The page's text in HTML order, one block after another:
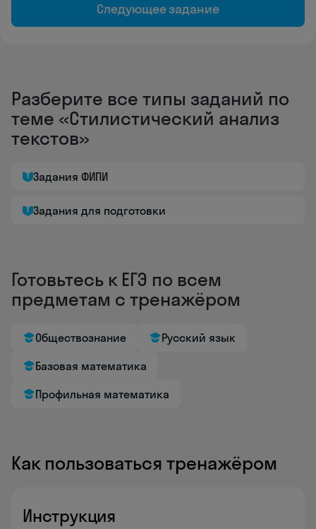
Следующее задание
Разберите все типы заданий по
теме «Стилистический анализ
текстов»
Задания ФИПИ
Задания для подготовки
Готовьтесь к ЕГЭ по всем
предметам с тренажёром
Обществознание
Русский язык
Базовая математика
Профильная математика
Как пользоваться тренажёром
Инструкция